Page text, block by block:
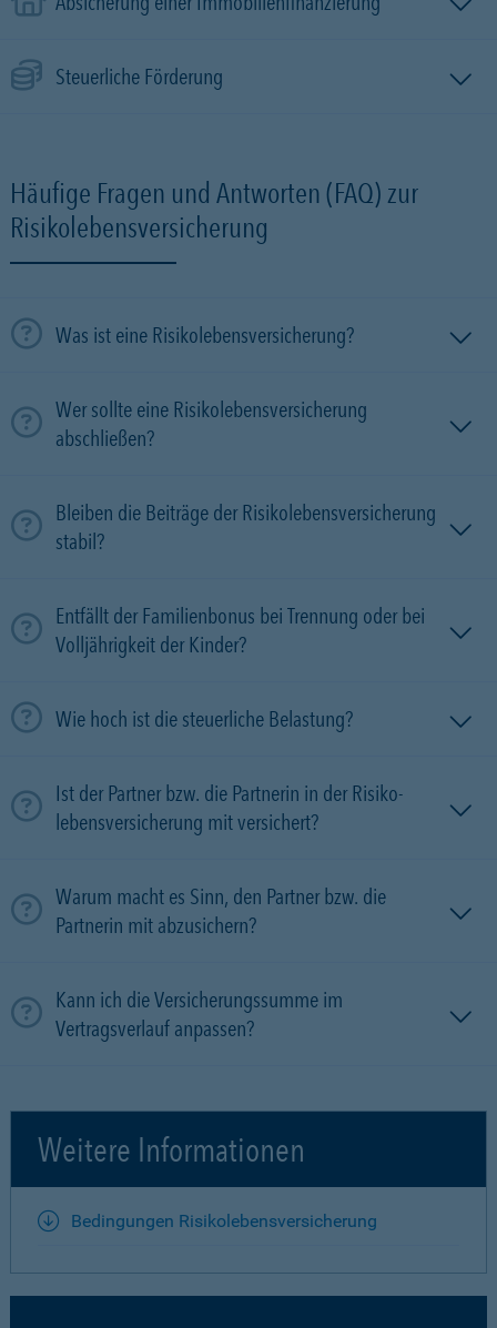
Steuerliche Förderung
Häufige Fragen und Antworten (FAQ) zur
Risikolebensversicherung
Was ist eine Risikolebensversicherung?
Wer sollte eine Risikolebensversicherung
abschließen?
Bleiben die Beiträge der Risikolebensversicherung
stabil?
Entfällt der Familienbonus bei Trennung oder bei
Volljährigkeit der Kinder?
Wie hoch ist die steuerliche Belastung?
Ist der Partner bzw. die Partnerin in der Risiko­
lebens­versicherung mit versichert?
Warum macht es Sinn, den Partner bzw. die
Partnerin mit ab­zu­sichern?
Kann ich die Versicherungssumme im
Vertragsverlauf anpassen?
Weitere Informationen
Bedingungen Risikolebensversicherung